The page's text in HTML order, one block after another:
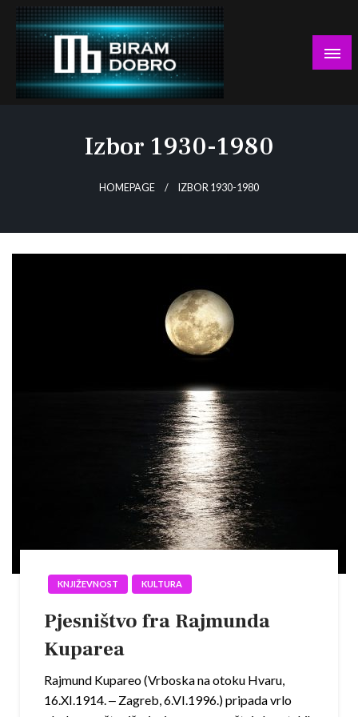
Skip
content
Izbor 1930-1980
HOMEPAGE IZBOR 1930-1980
KNJIŽEVNOST KULTURA
Pjesništvo fra Rajmunda
Kuparea
Rajmund Kupareo (Vrboska na otoku Hvaru,
16.XI.1914. ‒ Zagreb, 6.VI.1996.) pripada vrlo